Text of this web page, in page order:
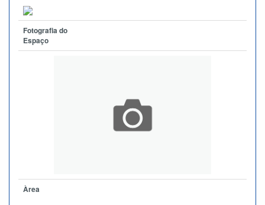
Fotografia do
Espaço
Àrea